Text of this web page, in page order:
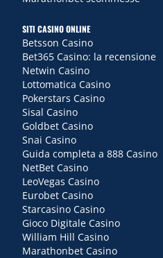
SITI CASINO ONLINE
Betsson Casino
Bet365 Casino: la recensione
Netwin Casino
Lottomatica Casino
Pokerstars Casino
Sisal Casino
Goldbet Casino
Snai Casino
Guida completa a 888 Casino
NetBet Casino
LeoVegas Casino
Eurobet Casino
Starcasino Casino
Gioco Digitale Casino
William Hill Casino
Marathonbet Casino